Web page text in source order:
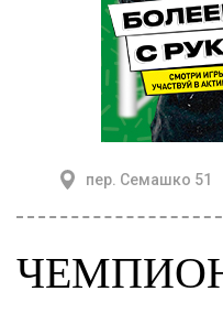
пер. Семашко 51